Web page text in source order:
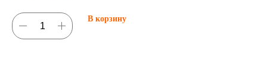
В корзину